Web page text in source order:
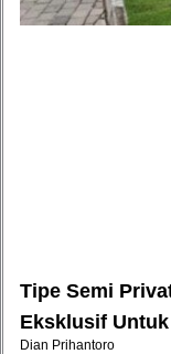
Tipe Semi
Eksklusif
Dian Prihantoro